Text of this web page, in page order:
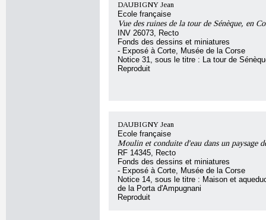
DAUBIGNY Jean
Ecole française
Vue des ruines de la tour de Sénèque, en
INV 26073, Recto
Fonds des dessins et miniatures
- Exposé à Corte, Musée de la Corse
Notice 31, sous le titre : La tour de
Reproduit
DAUBIGNY Jean
Ecole française
Moulin et conduite d'eau dans un paysage
RF 14345, Recto
Fonds des dessins et miniatures
- Exposé à Corte, Musée de la Corse
Notice 14, sous le titre : Maison et
de la Porta d'Ampugnani
Reproduit